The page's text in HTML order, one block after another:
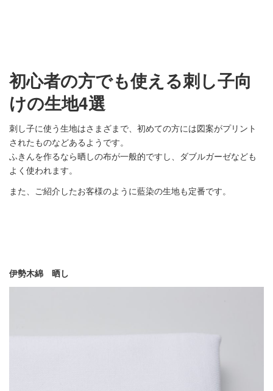
初心者の方でも使える刺し子向
けの生地4選
刺し子に使う生地はさまざまで、初めての方には図案がプリント
されたものなどあるようです。
ふきんを作るなら晒しの布が一般的ですし、ダブルガーゼなども
よく使われます。
また、ご紹介したお客様のように藍染の生地も定番です。
伊勢木綿 晒し